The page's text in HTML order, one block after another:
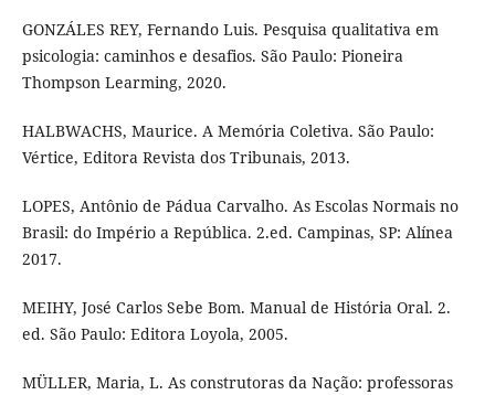
GONZÁLES REY, Fernando Luis. Pesquisa qualitativa em
psicologia: caminhos e desafios. São Paulo: Pioneira
Thompson Learming, 2020.
HALBWACHS, Maurice. A Memória Coletiva. São Paulo:
Vértice, Editora Revista dos Tribunais, 2013.
LOPES, Antônio de Pádua Carvalho. As Escolas Normais no
Brasil: do Império a República. 2.ed. Campinas, SP: Alínea
2017.
MEIHY, José Carlos Sebe Bom. Manual de História Oral. 2.
ed. São Paulo: Editora Loyola, 2005.
MÜLLER, Maria, L. As construtoras da Nação: professoras